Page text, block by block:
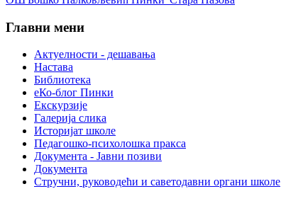
Главни мени
Актуелности - дешавања
Настава
Библиотека
еКо-блог Пинки
Екскурзије
Галерија слика
Историјат школе
Педагошко-психолошка пракса
Документа - Јавни позиви
Документа
Стручни, руководећи и саветодавни органи школе